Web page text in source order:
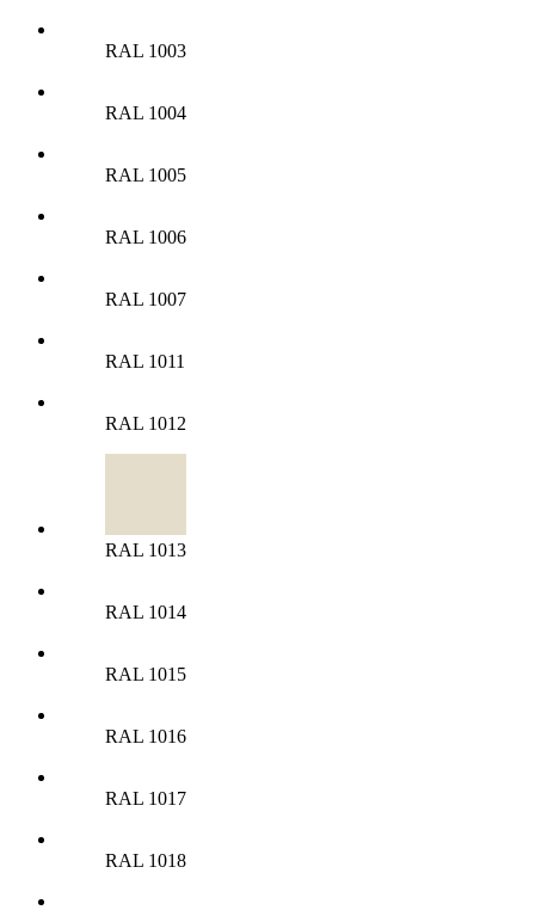
RAL 1003
RAL 1004
RAL 1005
RAL 1006
RAL 1007
RAL 1011
RAL 1012
RAL 1013
RAL 1014
RAL 1015
RAL 1016
RAL 1017
RAL 1018